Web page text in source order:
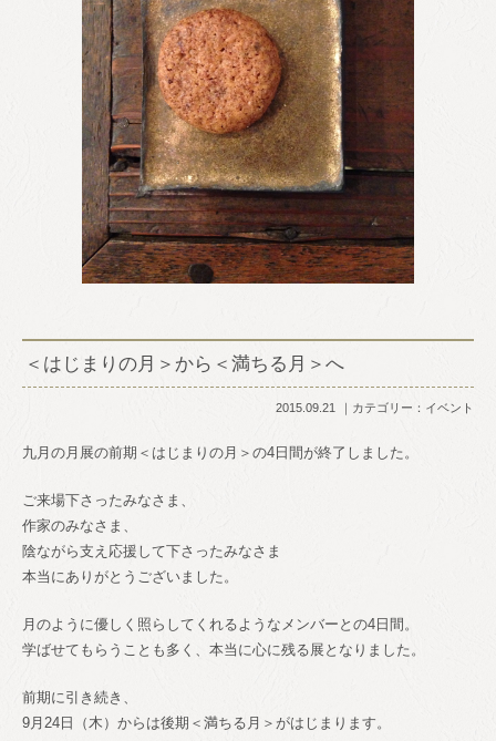
＜はじまりの月＞から＜満ちる月＞へ
2015.09.21 カテゴリー： イベント
九月の月展の前期＜はじまりの月＞の4日間が終了しました。
ご来場下さったみなさま、
作家のみなさま、
陰ながら支え応援して下さったみなさま
本当にありがとうございました。
月のように優しく照らしてくれるようなメンバーとの4日間。
学ばせてもらうことも多く、本当に心に残る展となりました。
前期に引き続き、
9月24日（木）からは後期＜満ちる月＞がはじまります。